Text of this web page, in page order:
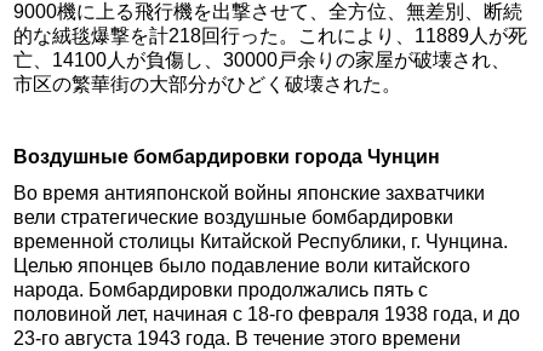
9000機に上る飛行機を出撃させて、全方位、無差別、断続
的な絨毯爆撃を計218回行った。これにより、11889人が死
亡、14100人が負傷し、30000戸余りの家屋が破壊され、
市区の繁華街の大部分がひどく破壊された。
Воздушные бомбардировки города Чунцин
Во время антияпонской войны японские захватчики
вели стратегические воздушные бомбардировки
временной столицы Китайской Республики, г. Чунцина.
Целью японцев было подавление воли китайского
народа. Бомбардировки продолжались пять с
половиной лет, начиная с 18-го февраля 1938 года, и до
23-го августа 1943 года. В течение этого времени